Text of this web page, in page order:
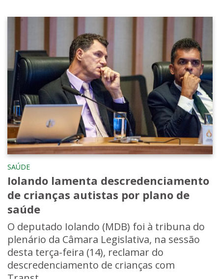
SAÚDE
Iolando lamenta descredenciamento
de crianças autistas por plano de
saúde
O deputado Iolando (MDB) foi à tribuna do
plenário da Câmara Legislativa, na sessão
desta terça-feira (14), reclamar do
descredenciamento de crianças com